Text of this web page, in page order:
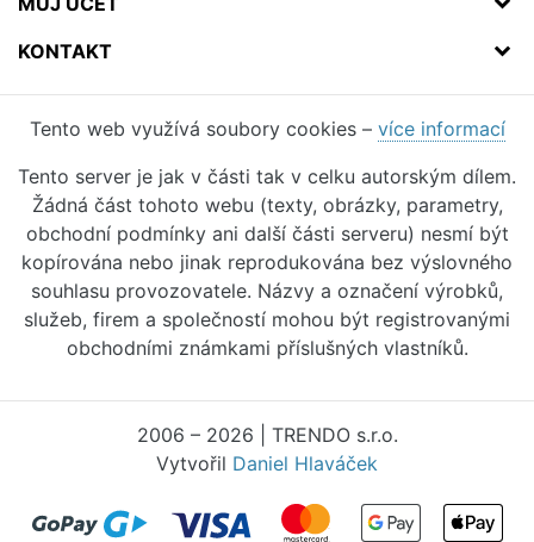
KONTAKT
Tento web využívá soubory cookies – více informací
Tento server je jak v části tak v celku autorským dílem.
Žádná část tohoto webu (texty, obrázky, parametry,
obchodní podmínky ani další části serveru) nesmí být
kopírována nebo jinak reprodukována bez výslovného
souhlasu provozovatele. Názvy a označení výrobků,
služeb, firem a společností mohou být registrovanými
obchodními známkami příslušných vlastníků.
2006 – 2026 | TRENDO s.r.o.
Vytvořil Daniel Hlaváček